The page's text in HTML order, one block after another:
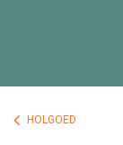
HOLGOED